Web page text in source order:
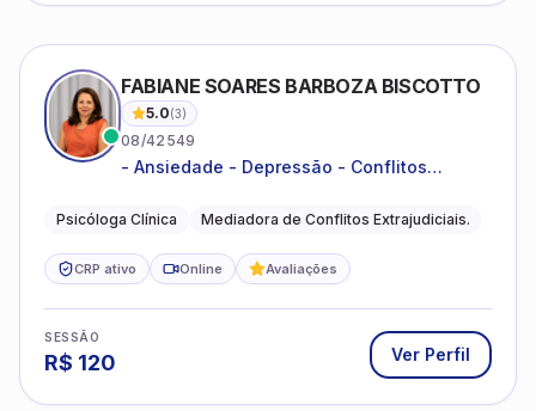
FABIANE SOARES BARBOZA BISCOTTO
5.0(3)
08/42549
- Ansiedade - Depressão - Conflitos
relacionamentos - Autoestima -
Psicóloga Clínica Mediadora de Conflitos Extrajudiciais.
CRP ativo Online Avaliações
SESSÃO
R$ 120 Ver Perfil